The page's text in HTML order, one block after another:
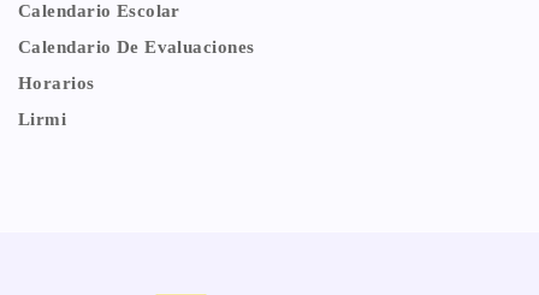
Calendario Escolar
Calendario De Evaluaciones
Horarios
Lirmi